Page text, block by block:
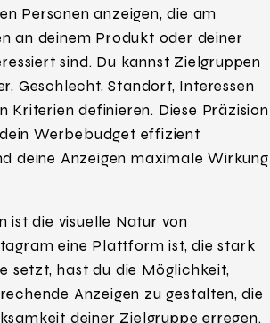
Personen anzeigen, die am
an deinem Produkt oder deiner
sind. Du kannst Zielgruppen
Geschlecht, Standort, Interessen
Kriterien definieren. Diese Präzision
Werbebudget effizient
deine Anzeigen maximale Wirkung
ist die visuelle Natur von
eine Plattform ist, die stark
setzt, hast du die Möglichkeit,
Anzeigen zu gestalten, die
deiner Zielgruppe erregen.